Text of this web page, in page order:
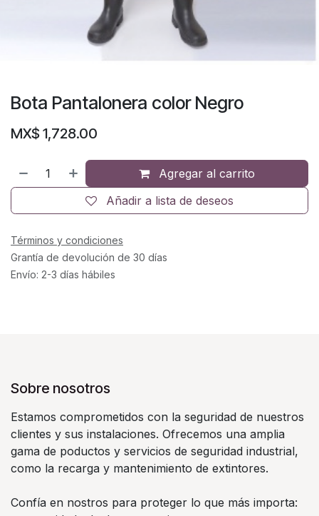
Bota Pantalonera color Negro
MX$ 1,728.00
Agregar al carrito
Añadir a lista de deseos
Términos y condiciones
Grantía de devolución de 30 días
Envío: 2-3 días hábiles
Sobre nosotros
Estamos comprometidos con la seguridad de nuestros
clientes y sus instalaciones. Ofrecemos una amplia
gama de poductos y servicios de seguridad industrial,
como la recarga y mantenimiento de extintores.
Confía en nostros para proteger lo que más importa: